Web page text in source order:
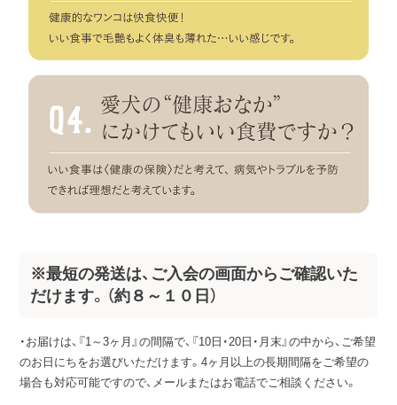
※最短の発送は、ご入会の画面からご確認いた
だけます。（約８～１０日）
・お届けは、『1～3ヶ月』の間隔で、『10日・20日・月末』の中から、ご希望
のお日にちをお選びいただけます。4ヶ月以上の長期間隔をご希望の
場合も対応可能ですので、メールまたはお電話でご相談ください。